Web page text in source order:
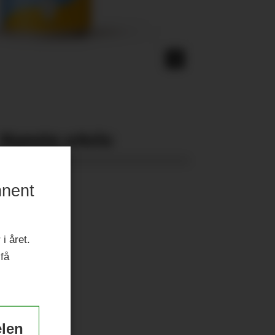
i året.